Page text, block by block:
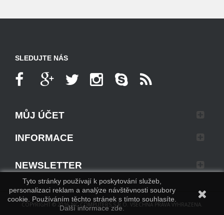
Tyto stránky používají k poskytování služeb,
personalizaci reklam a analýze návštěvnosti soubory
cookie. Používáním těchto stránek s tímto souhlasíte.
Další informace zde.
SLEDUJTE NÁS
MŮJ ÚČET
INFORMACE
NEWSLETTER
COPYRIGHT © 2016 NC COMPUTERS S.R.O. VŠECHNA PRÁVA VYHRAZENA.